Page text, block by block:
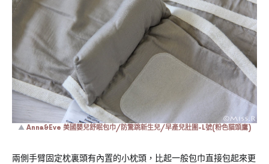
▲ Anna&Eve 美國嬰兒舒眠包巾/防驚跳新生兒/早產兒肚圍-L號(粉色貓頭鷹)
兩側手臂固定枕裏頭有內置的小枕頭，比起一般包巾直接包起來更